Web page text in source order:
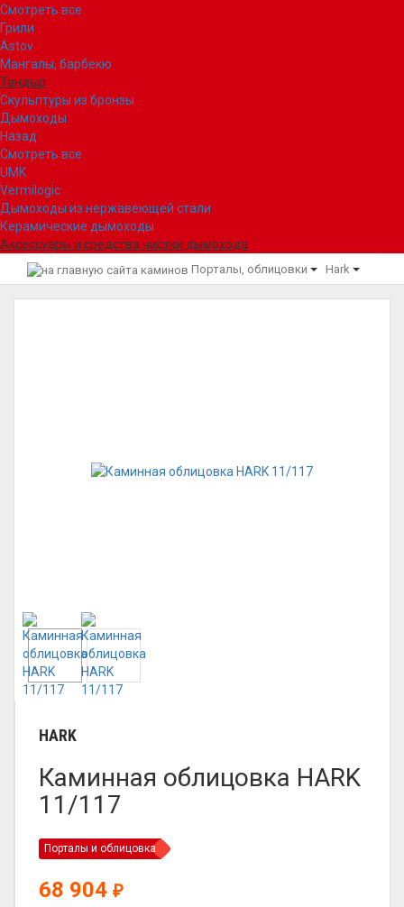
Смотреть все
Грили
Astov
Мангалы, барбекю
Тандыр
Скульптуры из бронзы
Дымоходы
Назад
Смотреть все
UMK
Vermilogic
Дымоходы из нержавеющей стали
Керамические дымоходы
Аксессуары и средства чистки дымохода
Порталы, облицовки Hark
HARK
Каминная облицовка HARK
11/117
Порталы и облицовка
68 904 ₽